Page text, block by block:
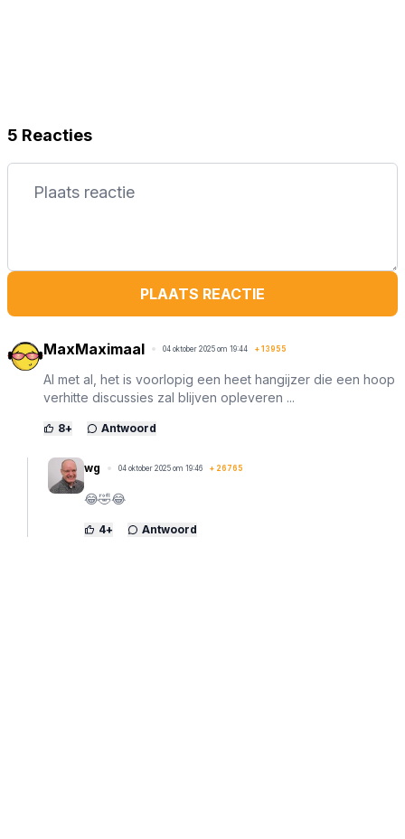
5 Reacties
PLAATS REACTIE
MaxMaximaal 04 oktober 2025 om 19:44 + 13955
Al met al, het is voorlopig een heet hangijzer die een hoop
verhitte discussies zal blijven opleveren ...
8+ Antwoord
wg 04 oktober 2025 om 19:46 + 26765
😂🤣😂
4+ Antwoord